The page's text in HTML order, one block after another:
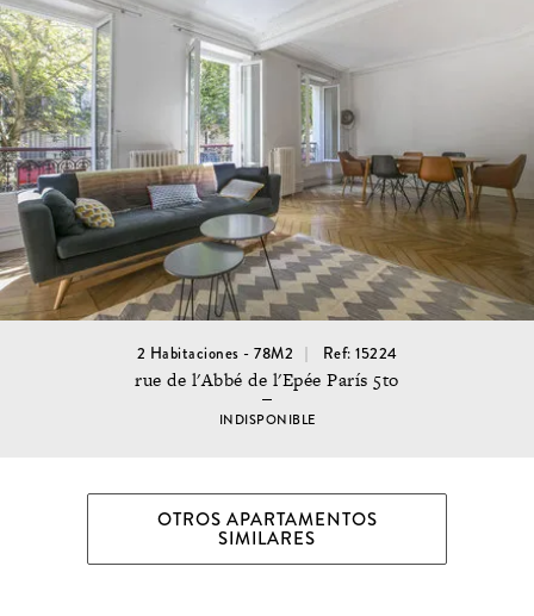
2 Habitaciones - 78M2 Ref: 15224
rue de l'Abbé de l'Epée París 5to
INDISPONIBLE
OTROS APARTAMENTOS
SIMILARES